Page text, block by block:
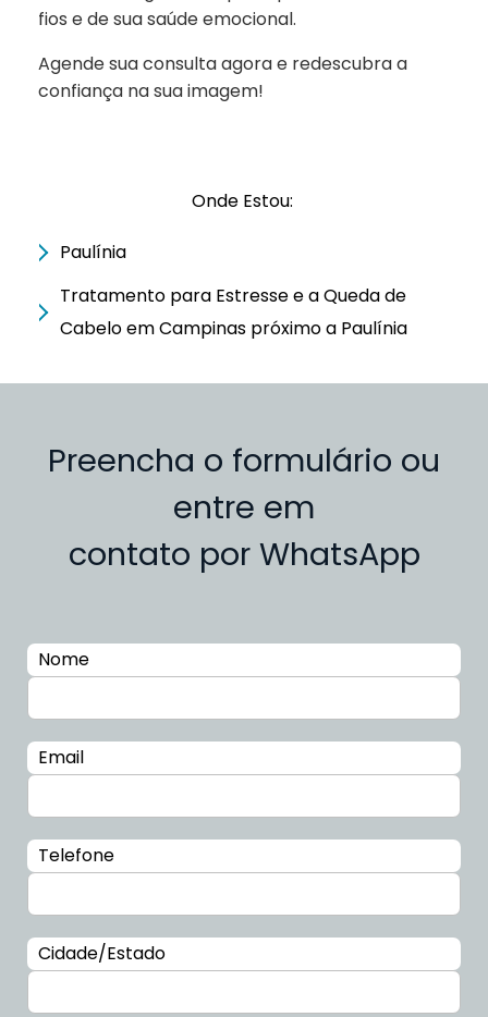
fios e de sua saúde emocional.
Agende sua consulta agora e redescubra a
confiança na sua imagem!
Onde Estou:
Paulínia
Tratamento para Estresse e a Queda de
Cabelo em Campinas próximo a Paulínia
Preencha o formulário ou
entre em
contato por WhatsApp
Nome
Email
Telefone
Cidade/Estado